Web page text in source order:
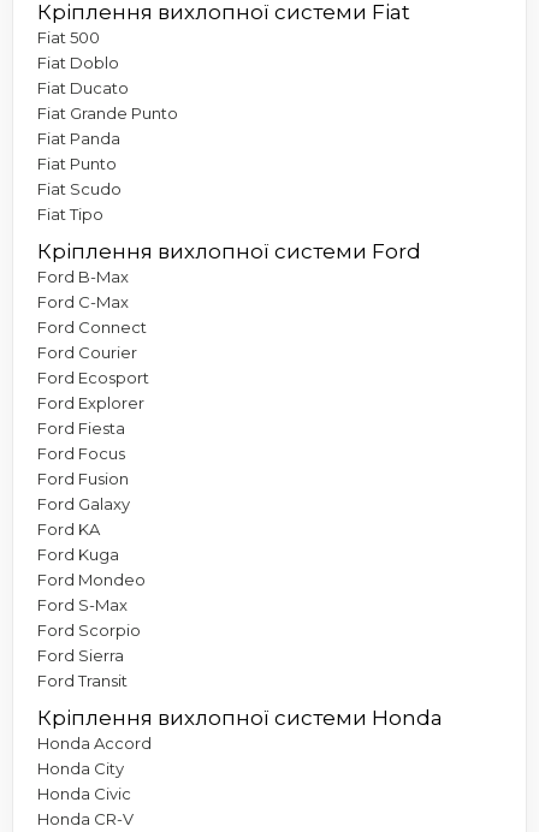
Кріплення вихлопної системи Fiat
Fiat 500
Fiat Doblo
Fiat Ducato
Fiat Grande Punto
Fiat Panda
Fiat Punto
Fiat Scudo
Fiat Tipo
Кріплення вихлопної системи Ford
Ford B-Max
Ford C-Max
Ford Connect
Ford Courier
Ford Ecosport
Ford Explorer
Ford Fiesta
Ford Focus
Ford Fusion
Ford Galaxy
Ford KA
Ford Kuga
Ford Mondeo
Ford S-Max
Ford Scorpio
Ford Sierra
Ford Transit
Кріплення вихлопної системи Honda
Honda Accord
Honda City
Honda Civic
Honda CR-V